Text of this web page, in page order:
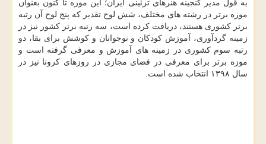
به قول مدیر گنجینه هنرهای تزئینی ایران؛ این موزه تا کنون بعنوان
موزه برتر در رشته های مختلف، شش لوح تقدیر که پنج لوح آن رتبه
برتر کشوری هستند، دریافت کرده است، سه رتبه برتر کشور نیز در
زمینه گردآوری، آموزش کودکان و نوجوانان و کوشش برای بقا، دو
رتبه سوم کشوری در زمینه های آموزش و معرفی گرفته است و
موزه برتر برای معرفی در فضای مجازی در روزهای کرونا نیز در
سال ۱۳۹۸ انتخاب شده است.